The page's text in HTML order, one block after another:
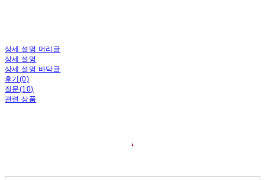
상세 설명 머리글
상세 설명
상세 설명 바닥글
후기(0)
질문(10)
관련 상품
❛